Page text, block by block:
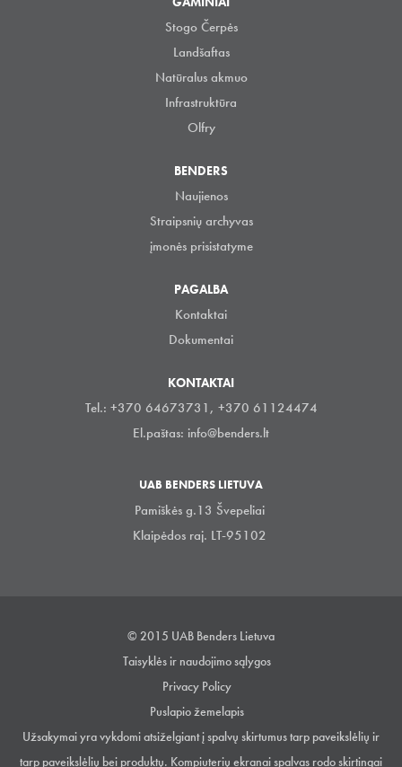
Stogo Čerpės
Landšaftas
Natūralus akmuo
Infrastruktūra
Olfry
BENDERS
Naujienos
Straipsnių archyvas
įmonės prisistatyme
PAGALBA
Kontaktai
Dokumentai
KONTAKTAI
Tel.: +370 64673731, +370 61124474
El.paštas: info@benders.lt
UAB BENDERS LIETUVA
Pamiškės g.13 Švepeliai
Klaipėdos raj. LT-95102
© 2015 UAB Benders Lietuva
Taisyklės ir naudojimo sąlygos
Privacy Policy
Puslapio žemelapis
Užsakymai yra vykdomi atsiželgiant į spalvų skirtumus tarp paveikslėlių ir
tarp paveikslėlių bei produktų. Kompiuterių ekranai spalvas rodo skirtingai